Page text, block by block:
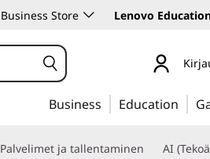
Business Store Lenovo
Business Education
Palvelimet ja tallentaminen AI